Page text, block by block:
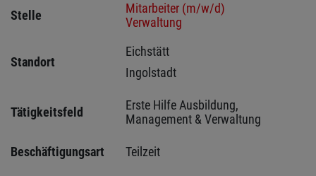
Stelle
Mitarbeiter (m/w/d)
Verwaltung
Standort
Eichstätt
Ingolstadt
Tätigkeitsfeld
Erste Hilfe Ausbildung,
Management & Verwaltung
Beschäftigungsart Teilzeit